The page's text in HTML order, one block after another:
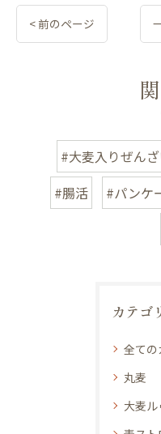
< 前のページ
#大麦入りぜん
#腸活
#パンケ
カテゴ
全ての
丸麦
大麦ル